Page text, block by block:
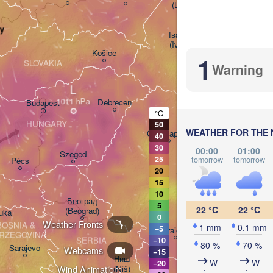
1 Warning
WEATHER FOR THE
00:00
tomorrow
01:00
tomorrow
22 °C
1 mm
80 %
W
22 °C
0.1 mm
70 %
W
Wind Animation:
Webcams
Weather Fronts
Budapest
Београд
(Beograd)
Debrecen
Ниш
(Niš)
Sarajevo
Košice
Szeged
Pécs
HUNGARY
SERBIA
&
SLOVAKIA
(Lviv)
București
(Chernivtsi)
Craiova
Івано-Франківськ
(Ivano-Frankivsk)
Brașov
Плевен
(Pleven)
Sibiu
Cluj-Napoca
ROMANIA
L
°C
50
40
30
25
20
15
10
5
0
−5
−10
−15
−20